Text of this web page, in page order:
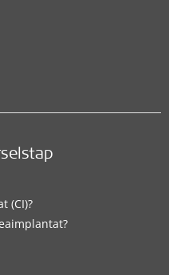
(CI)?